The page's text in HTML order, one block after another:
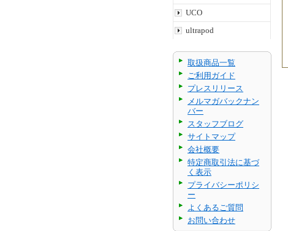
UCO
ultrapod
取扱商品一覧
ご利用ガイド
プレスリリース
メルマガバックナン
バー
スタッフブログ
サイトマップ
会社概要
特定商取引法に基づ
く表示
プライバシーポリシ
ー
よくあるご質問
お問い合わせ